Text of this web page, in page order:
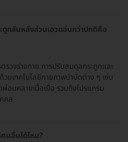
ดูกสันหลังส่วนเอวแอ่นกว่าปกติคือ
รวจร่างกาย การปรับสมดุลกระดูกและ
ยเทคโนโลยีกายภาพบำบัดต่าง ๆ เช่น
อนคลายเนื้อเยื่อ รวมถึงโปรแกรม
คล
นอื่นได้ไหม?